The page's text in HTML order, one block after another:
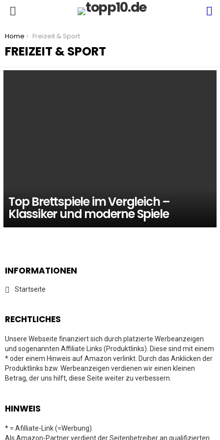
You are here:
Home Freizeit & Sport
FREIZEIT & SPORT
Top Brettspiele im Vergleich –
Klassiker und moderne Spiele
INFORMATIONEN
Startseite
RECHTLICHES
Unsere Webseite finanziert sich durch platzierte Werbeanzeigen
und sogenannten Affiliate Links (Produktlinks). Diese sind mit einem
* oder einem Hinweis auf Amazon verlinkt. Durch das Anklicken der
Produktlinks bzw. Werbeanzeigen verdienen wir einen kleinen
Betrag, der uns hilft, diese Seite weiter zu verbessern.
HINWEIS
* = Afilliate-Link (=Werbung)
Als Amazon-Partner verdient der Seitenbetreiber an qualifizierten